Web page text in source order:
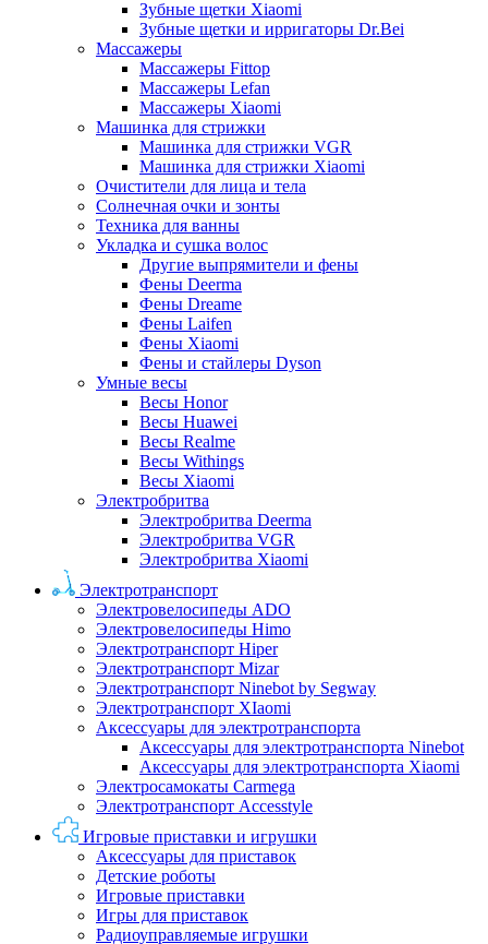
Зубные щетки Xiaomi
Зубные щетки и ирригаторы Dr.Bei
Массажеры
Массажеры Fittop
Массажеры Lefan
Массажеры Xiaomi
Машинка для стрижки
Машинка для стрижки VGR
Машинка для стрижки Xiaomi
Очистители для лица и тела
Солнечная очки и зонты
Техника для ванны
Укладка и сушка волос
Другие выпрямители и фены
Фены Deerma
Фены Dreame
Фены Laifen
Фены Xiaomi
Фены и стайлеры Dyson
Умные весы
Весы Honor
Весы Huawei
Весы Realme
Весы Withings
Весы Xiaomi
Электробритва
Электробритва Deerma
Электробритва VGR
Электробритва Xiaomi
Электротранспорт
Электровелосипеды ADO
Электровелосипеды Himo
Электротранспорт Hiper
Электротранспорт Mizar
Электротранспорт Ninebot by Segway
Электротранспорт XIaomi
Аксессуары для электротранспорта
Аксессуары для электротранспорта Ninebot
Аксессуары для электротранспорта Xiaomi
Электросамокаты Carmega
Электротранспорт Accesstyle
Игровые приставки и игрушки
Аксессуары для приставок
Детские роботы
Игровые приставки
Игры для приставок
Радиоуправляемые игрушки